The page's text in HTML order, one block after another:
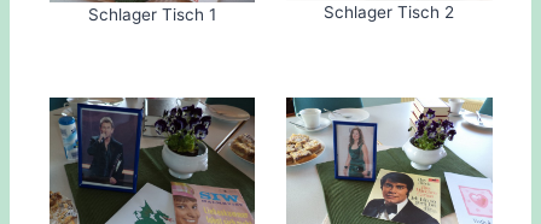
Schlager Tisch 1 Schlager Tisch 2